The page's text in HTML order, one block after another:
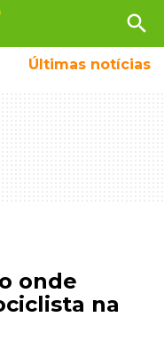
search
Últimas notícias
onde
na